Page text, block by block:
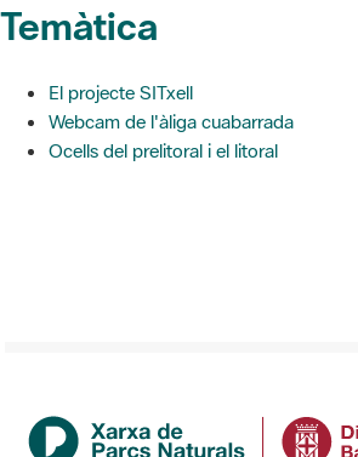
Temàtica
El projecte SITxell
Webcam de l'àliga cuabarrada
Ocells del prelitoral i el litoral